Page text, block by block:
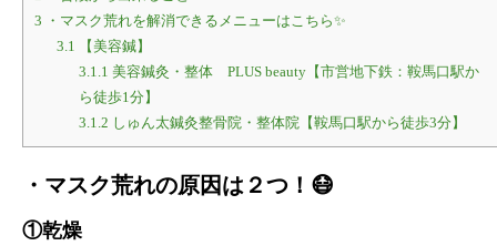
3 ・マスク荒れを解消できるメニューはこちら✨
3.1 【美容鍼】
3.1.1 美容鍼灸・整体 PLUS beauty【市営地下鉄：鞍馬口駅か
ら徒歩1分】
3.1.2 しゅん太鍼灸整骨院・整体院【鞍馬口駅から徒歩3分】
・マスク荒れの原因は２つ！😷
①乾燥